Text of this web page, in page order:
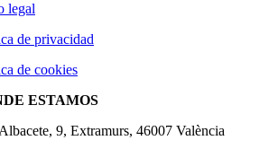
legal
de privacidad
de cookies
ESTAMOS
9, Extramurs, 46007 València